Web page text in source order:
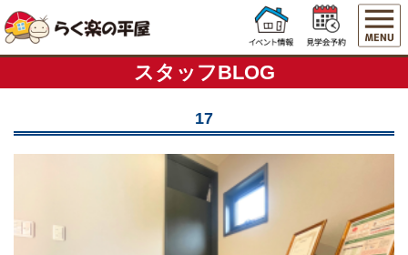
スタッフBLOG
17